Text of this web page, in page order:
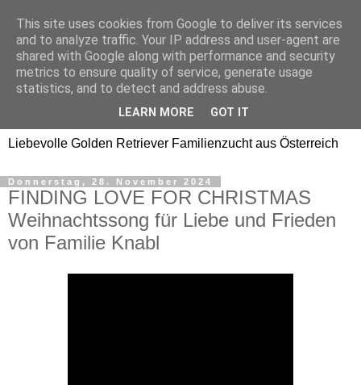
Golden Retriever Welpen
Familienzucht -
Goldwelpen
Liebevolle Golden Retriever Familienzucht aus Österreich
Donnerstag, 28. November 2024
FINDING LOVE FOR CHRISTMAS
Weihnachtssong für Liebe und Frieden
von Familie Knabl
This site uses cookies from Google to deliver its services
and to analyze traffic. Your IP address and user-agent are
shared with Google along with performance and security
metrics to ensure quality of service, generate usage
statistics, and to detect and address abuse.
LEARN MORE GOT IT